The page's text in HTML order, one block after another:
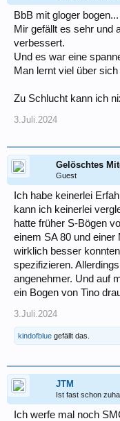
BbB mit gloger bogen...
Mir gefällt es sehr und
verbessert.
Und es war eine
Man lernt viel über
Zu Schlucht kann ich
3.Juli.2024
Gelöschtes
Guest
Ich habe keinerlei
kann ich keinerlei
hatte früher S-Bögen
einem SA 80 und
wirklich besser
spezifizieren.
angenehmer. Und auf
ein Bogen von Tino
3.Juli.2024
kindofblue gefällt das.
JTM
Ist fast schon
Ich werfe mal noch